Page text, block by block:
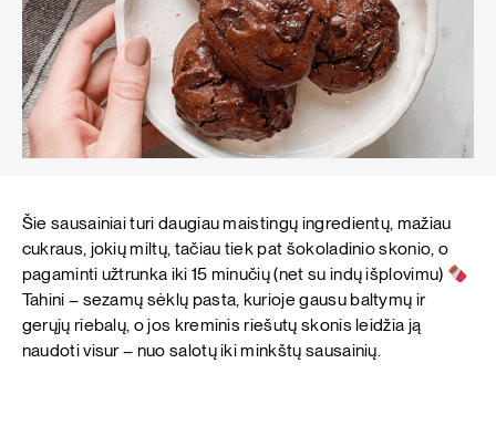
Šie sausainiai turi daugiau maistingų ingredientų, mažiau
cukraus, jokių miltų, tačiau tiek pat šokoladinio skonio, o
pagaminti užtrunka iki 15 minučių (net su indų išplovimu)
Tahini – sezamų sėklų pasta, kurioje gausu baltymų ir
gerųjų riebalų, o jos kreminis riešutų skonis leidžia ją
naudoti visur – nuo salotų iki minkštų sausainių.